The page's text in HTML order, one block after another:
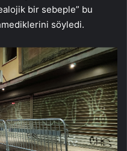
bir sebeple” bu
söyledi.